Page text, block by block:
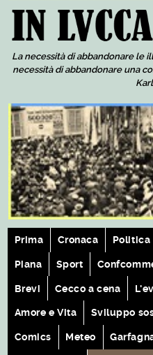
La necessità di abbandonare le
necessità di abbandonare una
Prima Cronaca Politica
Piana Sport
Brevi Cecco a cena
Amore e Vita Sviluppo
Comics Meteo